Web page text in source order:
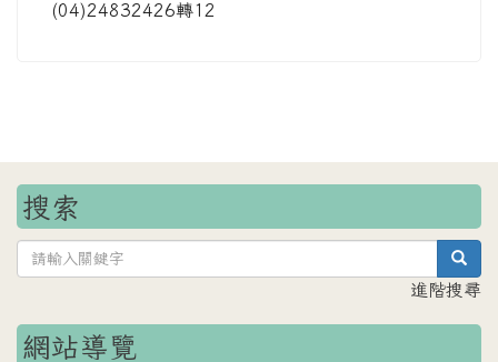
(04)24832426轉12
搜索
進階搜尋
網站導覽